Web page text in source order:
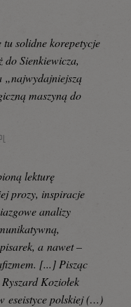
solidne korepetycje
Sienkiewicza,
„najwydajniejszą
maszyną do
lekturę
prozy, inspiracje
analizy
a nawet –
[...] Pisząc
Koziołek
eseistyce polskiej (…)